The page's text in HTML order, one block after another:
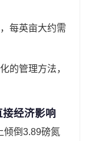
每英亩大约需
的管理方法，
经济影响
倾倒3.89磅氮